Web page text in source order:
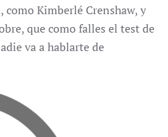
como Kimberlé Crenshaw, y
que como falles el test de
va a hablarte de